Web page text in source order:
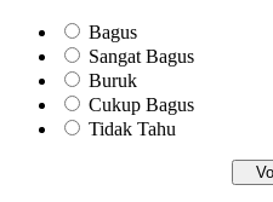
Bagus
Sangat Bagus
Buruk
Cukup Bagus
Tidak Tahu